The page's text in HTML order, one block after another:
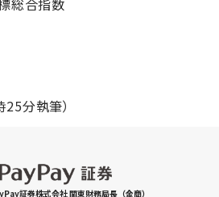
総合指数
分執筆）
証券株式会社 関東財務局長（金商）